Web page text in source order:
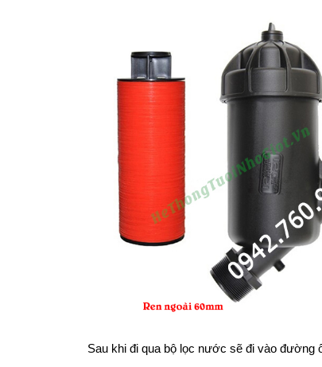
Sau khi đi qua bộ lọc nước sẽ đi vào đường